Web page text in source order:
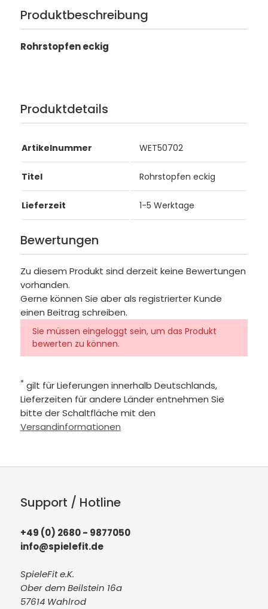
Produktbeschreibung
Rohrstopfen eckig
Produktdetails
Artikelnummer WET50702
Titel Rohrstopfen eckig
Lieferzeit 1-5 Werktage
Bewertungen
Zu diesem Produkt sind derzeit keine Bewertungen
vorhanden.
Gerne können Sie aber als registrierter Kunde
einen Beitrag schreiben.
Sie müssen eingeloggt sein, um das Produkt
bewerten zu können.
* gilt für Lieferungen innerhalb Deutschlands,
Lieferzeiten für andere Länder entnehmen Sie
bitte der Schaltfläche mit den
Versandinformationen
Support / Hotline
+49 (0) 2680 - 9877050
info@spielefit.de
SpieleFit e.K.
Ober dem Beilstein 16a
57614 Wahlrod